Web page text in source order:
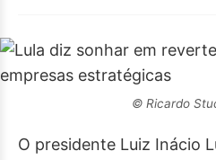
© Ricardo
O presidente Luiz Inácio